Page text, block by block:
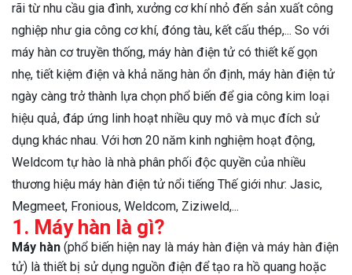
Đồng hồ Argon
+ Kìm hàn kèm
rãi từ nhu cầu gia đình, xưởng cơ khí nhỏ đến sản xuất công
nghiệp như gia công cơ khí, đóng tàu, kết cấu thép,... So với
máy hàn cơ truyền thống, máy hàn điện tử có thiết kế gọn
nhẹ, tiết kiệm điện và khả năng hàn ổn định, máy hàn điện tử
ngày càng trở thành lựa chọn phổ biến để gia công kim loại
hiệu quả, đáp ứng linh hoạt nhiều quy mô và mục đích sử
dụng khác nhau. Với hơn 20 năm kinh nghiệm hoạt động,
Weldcom tự hào là nhà phân phối độc quyền của nhiều
thương hiệu máy hàn điện tử nổi tiếng Thế giới như: Jasic,
Megmeet, Fronious, Weldcom, Ziziweld,...
1. Máy hàn là gì?
Máy hàn (phổ biến hiện nay là máy hàn điện và máy hàn điện
tử) là thiết bị sử dụng nguồn điện để tạo ra hồ quang hoặc